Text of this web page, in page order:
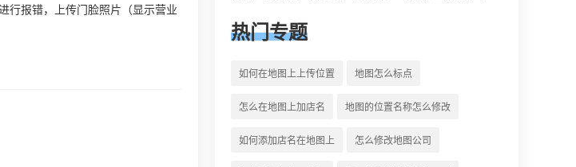
行报错，上传门脸照片（显示营业
热门专题
如何在地图上上传位置 地图怎么标点
怎么在地图上加店名 地图的位置名称怎么修改
如何添加店名在地图上 怎么修改地图公司